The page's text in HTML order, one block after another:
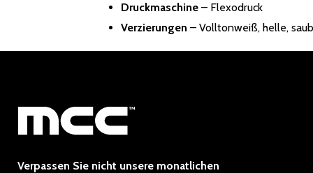
Druckmaschine – Flexodruck
Verzierungen – Volltonweiß, helle,
Verpassen Sie nicht unsere monatlichen